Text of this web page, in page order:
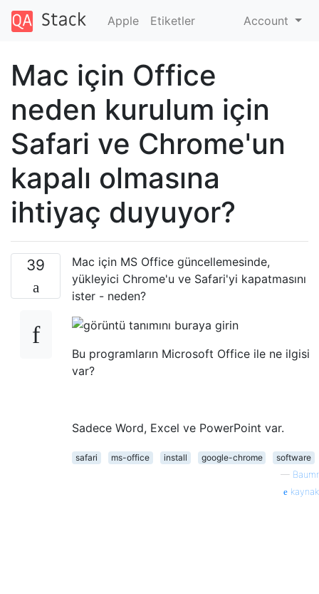
Apple Etiketler Account
Mac için Office
neden kurulum için
Safari ve Chrome'un
kapalı olmasına
ihtiyaç duyuyor?
39
Mac için MS Office güncellemesinde,
yükleyici Chrome'u ve Safari'yi kapatmasını
ister - neden?
Bu programların Microsoft Office ile ne ilgisi
var?
Sadece Word, Excel ve PowerPoint var.
safari ms-office install google-chrome
software
— Baumr
kaynak